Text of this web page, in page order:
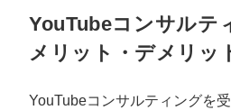
YouTubeコンサルテ
メリット・デメリッ
YouTubeコンサルティングを